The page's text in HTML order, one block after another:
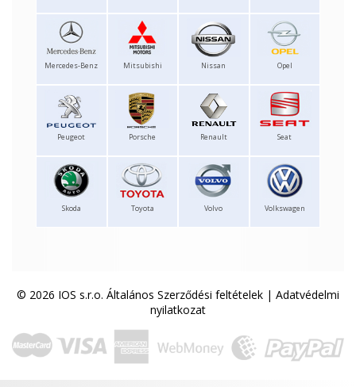
Mercedes-Benz Mitsubishi Nissan Opel
Peugeot Porsche Renault Seat
Skoda Toyota Volvo Volkswagen
© 2026 IOS s.r.o. Általános Szerződési feltételek | Adatvédelmi
nyilatkozat